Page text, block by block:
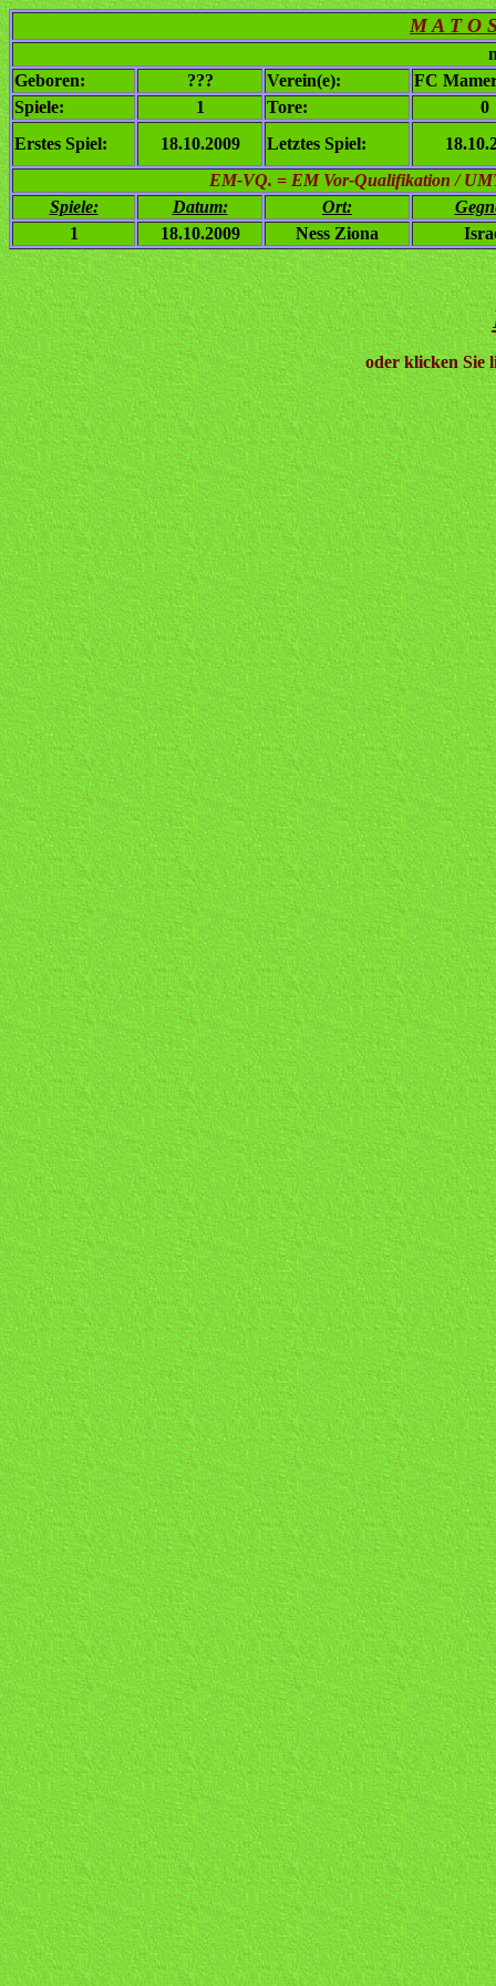
M A T O
Geboren:
??? Verein(e):
FC
Spiele:
1 Tore:
0
Erstes Spiel:
18.10.2009 Letztes Spiel:
EM-VQ. = EM Vor-Qualifikation /
Spiele:
Datum: Ort:
1
18.10.2009 Ness Ziona
oder klicken Sie